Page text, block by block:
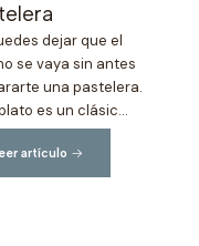
dejar que el
se vaya sin antes
una pastelera.
es un clásic...
artículo